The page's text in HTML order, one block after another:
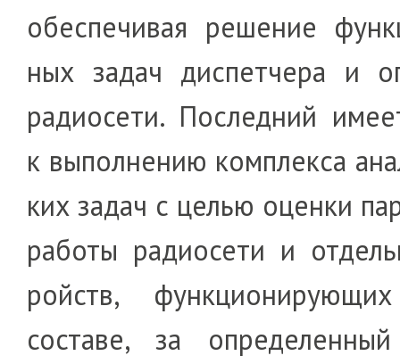
обес­пе­чивая решение
ных задач диспетчера и
радио­сети. Послед­ний
к выпол­не­нию комп­­лекса
ких задач с целью оценки
работы радио­сети и
ройств,
составе, за